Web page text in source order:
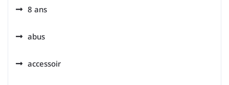
8 ans
abus
accessoir